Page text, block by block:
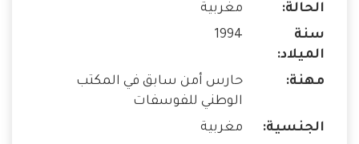
الحالة:
مغربية
سنة
الميلاد:
1994
مهنة:
حارس أمن سابق في المكتب
الوطني للفوسفات
الجنسية:
مغربية